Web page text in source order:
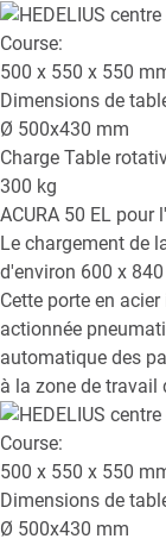
Course:
500 x 550 x 550
Dimensions de
Ø 500x430 mm
Charge Table
300 kg
ACURA 50 EL pour
Le chargement de
d'environ 600 x
Cette porte en
actionnée
automatique des
à la zone de travail
Course:
500 x 550 x 550
Dimensions de
Ø 500x430 mm